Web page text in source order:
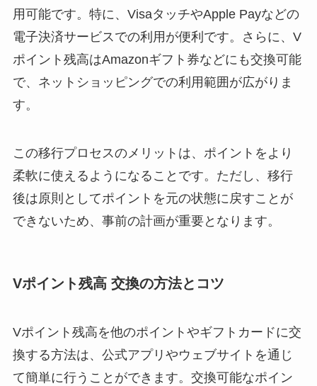
用可能です。特に、VisaタッチやApple Payなどの
電子決済サービスでの利用が便利です。さらに、V
ポイント残高はAmazonギフト券などにも交換可能
で、ネットショッピングでの利用範囲が広がりま
す。
この移行プロセスのメリットは、ポイントをより
柔軟に使えるようになることです。ただし、移行
後は原則としてポイントを元の状態に戻すことが
できないため、事前の計画が重要となります。
Vポイント残高 交換の方法とコツ
Vポイント残高を他のポイントやギフトカードに交
換する方法は、公式アプリやウェブサイトを通じ
て簡単に行うことができます。交換可能なポイン